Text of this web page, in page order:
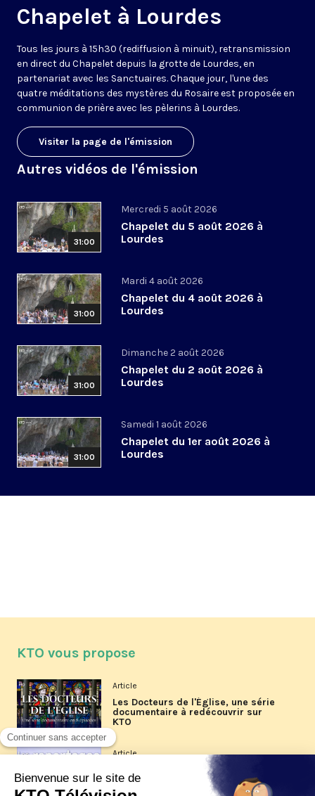
Chapelet à Lourdes
Tous les jours à 15h30 (rediffusion à minuit), retransmission
en direct du Chapelet depuis la grotte de Lourdes, en
partenariat avec les Sanctuaires. Chaque jour, l'une des
quatre méditations des mystères du Rosaire est proposée en
communion de prière avec les pèlerins à Lourdes.
Visiter la page de l'émission
Autres vidéos de l'émission
31:00
Mercredi 5 août 2026
Chapelet du 5 août 2026 à
Lourdes
31:00
Mardi 4 août 2026
Chapelet du 4 août 2026 à
Lourdes
31:00
Dimanche 2 août 2026
Chapelet du 2 août 2026 à
Lourdes
31:00
Samedi 1 août 2026
Chapelet du 1er août 2026 à
Lourdes
KTO vous propose
Article
Les Docteurs de l'Église, une série
documentaire à redécouvrir sur
KTO
Article
Les reportages d'été 2026 de KTO